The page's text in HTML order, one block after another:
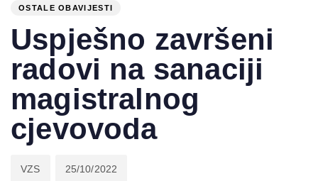
Skip
to
content
OSTALE OBAVIJESTI
Uspješno završeni
radovi na sanaciji
magistralnog
cjevovoda
VZS 25/10/2022